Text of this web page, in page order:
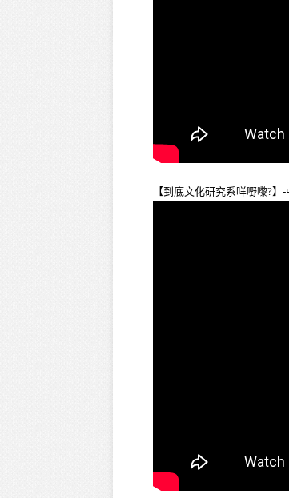
【到底文化研究系咩嘢嚟?】